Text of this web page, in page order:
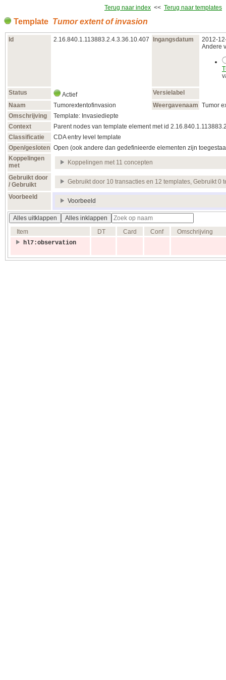
Terug naar index << Terug naar templates
Template Tumor extent of invasion
Id 2.16.840.1.113883.2.4.3.36.10.407 Ingangsdatum
Andere
Status Actief
Versielabel
Naam
Tumorextentofinvasion Weergavenaam Tumor
Omschrijving
Template: Invasiediepte
Context
Parent nodes van template element met id
Classificatie
CDA entry level template
Open/gesloten Open (ook andere dan gedefinieerde elementen zijn
Koppelingen
met
Koppelingen met 11 concepten
Gebruikt door
/ Gebruikt
Gebruikt door 10 transacties en 12 templates, Gebruikt 0
Voorbeeld
Voorbeeld
Alles uitklappen
Alles inklappen
Item
DT Card Conf
Omschrijving
hl7:observation